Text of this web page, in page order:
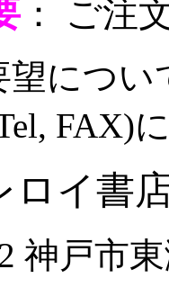
： ご注
望につ
FAX)
レロイ
神戸市